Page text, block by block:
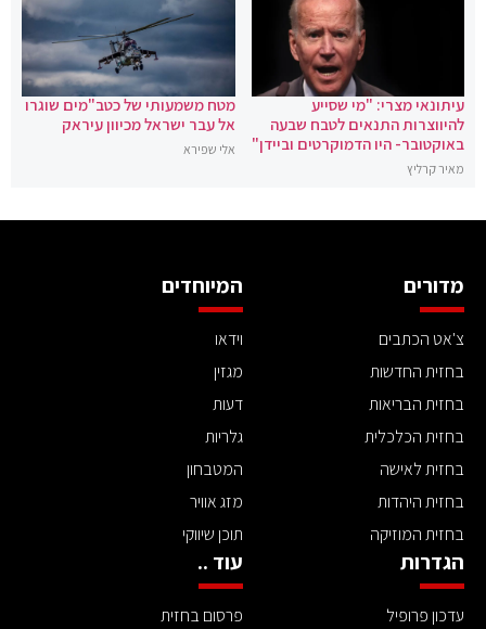
עיתונאי מצרי: "מי שסייע
להיווצרות התנאים לטבח שבעה
באוקטובר- היו הדמוקרטים וביידן"
מאיר קרליץ
מטח משמעותי של כטב"מים שוגרו
אל עבר ישראל מכיוון עיראק
אלי שפירא
מדורים
צ'אט הכתבים
בחזית החדשות
בחזית הבריאות
בחזית הכלכלית
בחזית לאישה
בחזית היהדות
בחזית המוזיקה
המיוחדים
וידאו
מגזין
דעות
גלריות
המטבחון
מזג אוויר
תוכן שיווקי
הגדרות
עדכון פרופיל
עוד ..
פרסום בחזית